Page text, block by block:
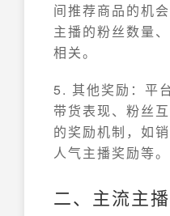
间推荐商品的机
主播的粉丝数量
相关。
5. 其他奖励：平
带货表现、粉丝
的奖励机制，如
人气主播奖励等。
二、主流主